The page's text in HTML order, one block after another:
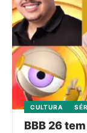
CULTURA
BBB 26